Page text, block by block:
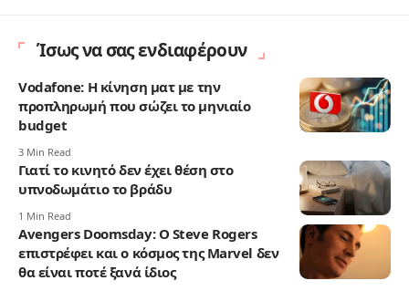
Ίσως να σας ενδιαφέρουν
Vodafone: Η κίνηση ματ με την
προπληρωμή που σώζει το μηνιαίο
budget
3 Min Read
Γιατί το κινητό δεν έχει θέση στο
υπνοδωμάτιο το βράδυ
1 Min Read
Avengers Doomsday: Ο Steve Rogers
επιστρέφει και ο κόσμος της Marvel δεν
θα είναι ποτέ ξανά ίδιος